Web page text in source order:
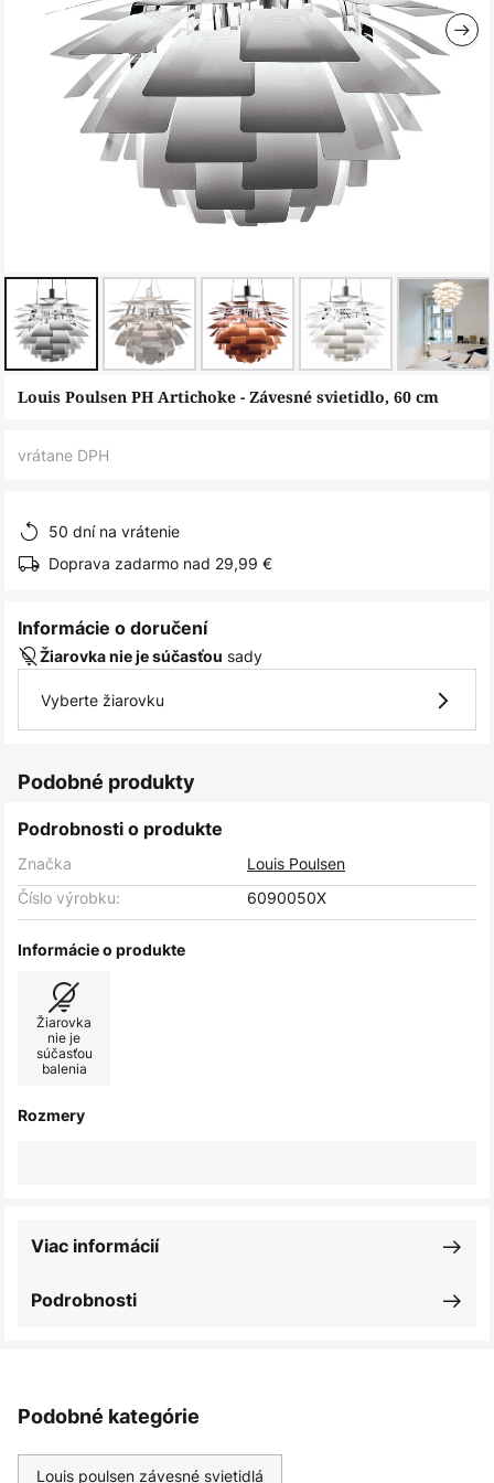
Preskočiť
Louis Poulsen PH Artichoke - Závesné svietidlo, 60 cm
vrátane DPH
50 dní na vrátenie
Doprava zadarmo nad 29,99 €
Informácie o doručení
Žiarovka nie je súčasťou sady
Vyberte žiarovku
Podobné produkty
Podrobnosti o produkte
Značka
Louis Poulsen
Číslo výrobku:
6090050X
Informácie o produkte
Žiarovka
nie je
súčasťou
balenia
Rozmery
Podrobnosti
Viac informácií
Podobné kategórie
Louis poulsen závesné svietidlá